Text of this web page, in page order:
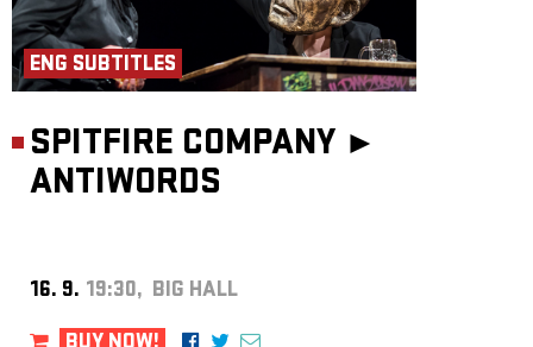
ENG SUBTITLES
SPITFIRE COMPANY ►
ANTIWORDS
16. 9. 19:30, BIG HALL